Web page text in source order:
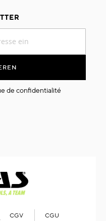
de confidentialité
CGV CGU